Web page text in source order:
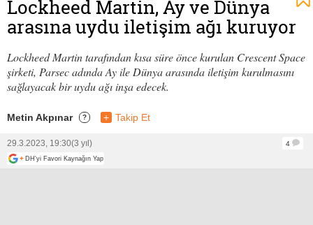
Lockheed Martin, Ay ve Dünya
arasına uydu iletişim ağı kuruyor
Lockheed Martin tarafından kısa süre önce kurulan Crescent Space
şirketi, Parsec adında Ay ile Dünya arasında iletişim kurulmasını
sağlayacak bir uydu ağı inşa edecek.
Metin Akpınar ? + Takip Et
29.3.2023, 19:30(3 yıl)
4
+ DH'yi Favori Kaynağın Yap